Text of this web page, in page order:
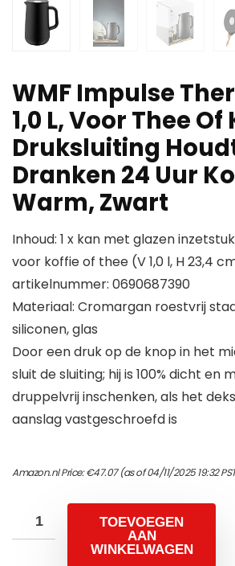
WMF Impulse
1,0 L, Voor Thee
Druksluiting
Dranken 24 Uur
Warm, Zwart
Inhoud: 1 x kan met glazen
voor koffie of thee (V 1,0 l, H 23,4
artikelnummer: 0690687390
Materiaal: Cromargan roestvrij
siliconen, glas
Door een druk op de knop in het
sluit de sluiting; hij is 100% dicht en
druppelvrij inschenken, als het
aanslag vastgeschroefd is
Amazon.nl Price:€47.07(as of 04/11/2025 19:32
TOEVOEGEN
AAN
WINKELWAGEN